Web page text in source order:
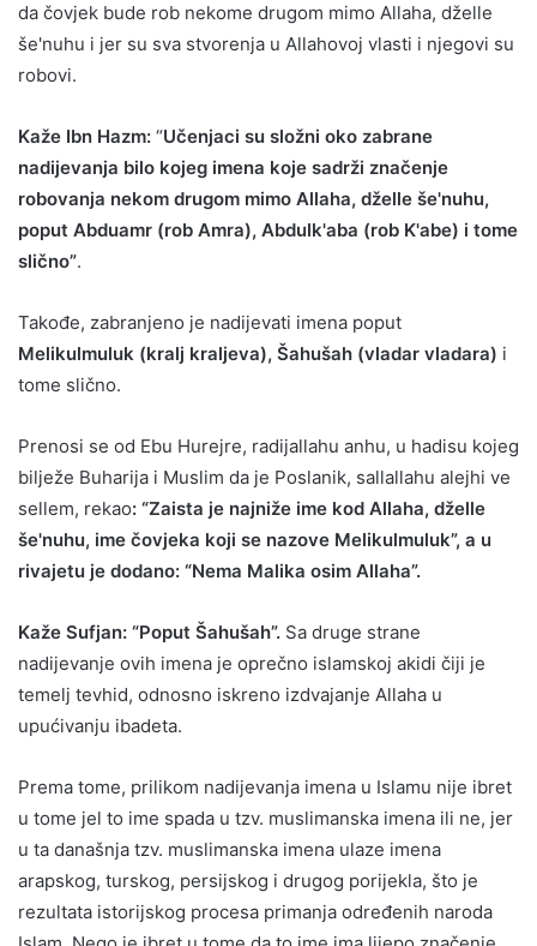
da čovjek bude rob nekome drugom mimo Allaha, dželle
še'nuhu i jer su sva stvorenja u Allahovoj vlasti i njegovi su
robovi.
Kaže Ibn Hazm: “Učenjaci su složni oko zabrane
nadijevanja bilo kojeg imena koje sadrži značenje
robovanja nekom drugom mimo Allaha, dželle še'nuhu,
poput Abduamr (rob Amra), Abdulk'aba (rob K'abe) i tome
slično”.
Takođe, zabranjeno je nadijevati imena poput
Melikulmuluk (kralj kraljeva), Šahušah (vladar vladara) i
tome slično.
Prenosi se od Ebu Hurejre, radijallahu anhu, u hadisu kojeg
bilježe Buharija i Muslim da je Poslanik, sallallahu alejhi ve
sellem, rekao: “Zaista je najniže ime kod Allaha, dželle
še'nuhu, ime čovjeka koji se nazove Melikulmuluk”, a u
rivajetu je dodano: “Nema Malika osim Allaha”.
Kaže Sufjan: “Poput Šahušah”. Sa druge strane
nadijevanje ovih imena je oprečno islamskoj akidi čiji je
temelj tevhid, odnosno iskreno izdvajanje Allaha u
upućivanju ibadeta.
Prema tome, prilikom nadijevanja imena u Islamu nije ibret
u tome jel to ime spada u tzv. muslimanska imena ili ne, jer
u ta današnja tzv. muslimanska imena ulaze imena
arapskog, turskog, persijskog i drugog porijekla, što je
rezultata istorijskog procesa primanja određenih naroda